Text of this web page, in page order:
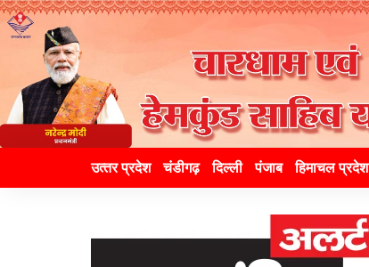
उत्‍तर प्रदेश चंडीगढ़ दिल्ली पंजाब हिमाचल प्रदेश